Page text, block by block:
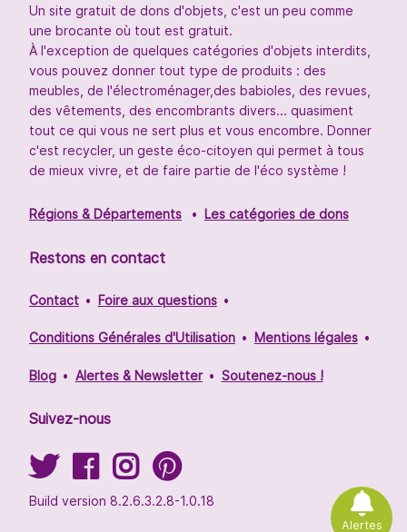
Alertes
Un site gratuit de dons d'objets, c'est un peu comme
une brocante où tout est gratuit.
À l'exception de quelques catégories d'objets interdits,
vous pouvez donner tout type de produits : des
meubles, de l'électroménager,des babioles, des revues,
des vêtements, des encombrants divers... quasiment
tout ce qui vous ne sert plus et vous encombre. Donner
c'est recycler, un geste éco-citoyen qui permet à tous
de mieux vivre, et de faire partie de l'éco système !
Régions & Départements Les catégories de dons
Restons en contact
Contact Foire aux questions
Conditions Générales d'Utilisation Mentions légales
Blog Alertes & Newsletter Soutenez-nous !
Suivez-nous
Build version 8.2.6.3.2.8-1.0.18